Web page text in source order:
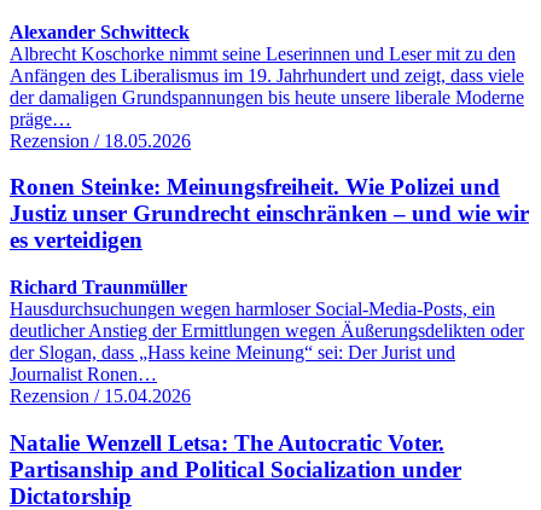
Alexander Schwitteck
Albrecht Koschorke nimmt seine Leserinnen und Leser mit zu den
Anfängen des Liberalismus im 19. Jahrhundert und zeigt, dass viele
der damaligen Grundspannungen bis heute unsere liberale Moderne
präge…
Rezension / 18.05.2026
Ronen Steinke: Meinungsfreiheit. Wie Polizei und
Justiz unser Grundrecht einschränken – und wie wir
es verteidigen
Richard Traunmüller
Hausdurchsuchungen wegen harmloser Social-Media-Posts, ein
deutlicher Anstieg der Ermittlungen wegen Äußerungsdelikten oder
der Slogan, dass „Hass keine Meinung“ sei: Der Jurist und
Journalist Ronen…
Rezension / 15.04.2026
Natalie Wenzell Letsa: The Autocratic Voter.
Partisanship and Political Socialization under
Dictatorship